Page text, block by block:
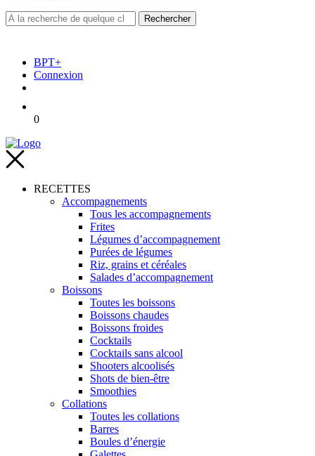
BPT+
Connexion
0
RECETTES
Accompagnements
Tous les accompagnements
Frites
Légumes d’accompagnement
Purées de légumes
Riz, grains et céréales
Salades d’accompagnement
Boissons
Toutes les boissons
Boissons chaudes
Boissons froides
Cocktails
Cocktails sans alcool
Shooters alcoolisés
Shots de bien-être
Smoothies
Collations
Toutes les collations
Barres
Boules d’énergie